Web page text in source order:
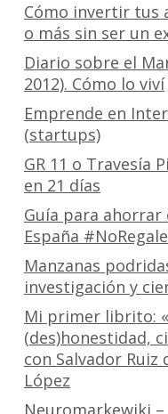
Cómo invertir tus
o más sin ser un
Diario sobre el
2012). Cómo lo viví
Emprende en
(startups)
GR 11 o Travesía
en 21 días
Guía para
España
Manzanas
investigación y
Mi primer librito:
(des)honestidad,
con Salvador Ruiz
López